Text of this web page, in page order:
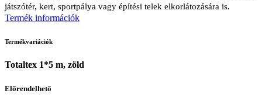
játszótér, kert, sportpálya vagy építési telek elkorlátozására is.
Termék információk
Termékvariációk
Totaltex 1*5 m, zöld
Előrendelhető